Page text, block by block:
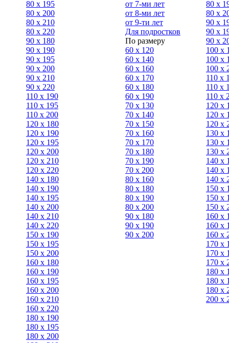
80 х 195
80 х 200
80 x 210
80 x 220
90 x 180
90 х 190
90 х 195
90 х 200
90 x 210
90 x 220
110 x 190
110 x 195
110 x 200
120 x 180
120 х 190
120 х 195
120 х 200
120 x 210
120 x 220
140 x 180
140 х 190
140 х 195
140 х 200
140 x 210
140 x 220
150 х 190
150 х 195
150 х 200
160 x 180
160 х 190
160 х 195
160 х 200
160 x 210
160 x 220
180 х 190
180 х 195
180 х 200
от 7-ми лет
от 8-ми лет
от 9-ти лет
Для подростков
По размеру
60 х 120
60 х 140
60 х 160
60 х 170
60 х 180
60 х 190
70 х 130
70 х 140
70 х 150
70 х 160
70 х 170
70 х 180
70 х 190
70 х 200
80 х 160
80 х 180
80 x 190
80 x 200
90 х 180
90 x 190
90 x 200
80 x
80 x
90 x
90 x
90 x
100 x
100 х
100 x
110 x
110 х
110 х
120 х
120 х
120 х
130 х
130 х
130 х
140 х
140 х
140 х
150 х
150 х
150 х
160 х
160 х
160 х
170 х
170 х
170 х
180 х
180 х
180 х
200 x